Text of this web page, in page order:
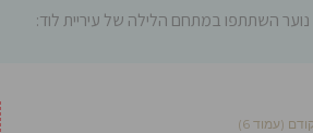
נוער השתתפו במתחם הלילה של עיריית לוד:
(עמוד 6)